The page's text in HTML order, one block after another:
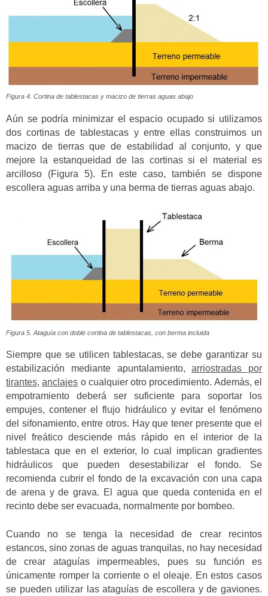
Figura 4. Cortina de tablestacas y macizo de tierras aguas abajo
Aún se podría minimizar el espacio ocupado si utilizamos
dos cortinas de tablestacas y entre ellas construimos un
macizo de tierras que de estabilidad al conjunto, y que
mejore la estanqueidad de las cortinas si el material es
arcilloso (Figura 5). En este caso, también se dispone
escollera aguas arriba y una berma de tierras aguas abajo.
Figura 5. Ataguía con doble cortina de tablestacas, con berma incluida
Siempre que se utilicen tablestacas, se debe garantizar su
estabilización mediante apuntalamiento,arriostradas por
tirantes,anclajes o cualquier otro procedimiento. Además, el
empotramiento deberá ser suficiente para soportar los
empujes, contener el flujo hidráulico y evitar el fenómeno
del sifonamiento, entre otros. Hay que tener presente que el
nivel freático desciende más rápido en el interior de la
tablestaca que en el exterior, lo cual implican gradientes
hidráulicos que pueden desestabilizar el fondo. Se
recomienda cubrir el fondo de la excavación con una capa
de arena y de grava. El agua que queda contenida en el
recinto debe ser evacuada, normalmente por bombeo.
Cuando no se tenga la necesidad de crear recintos
estancos, sino zonas de aguas tranquilas, no hay necesidad
de crear ataguías impermeables, pues su función es
únicamente romper la corriente o el oleaje. En estos casos
se pueden utilizar las ataguías de escollera y de gaviones.